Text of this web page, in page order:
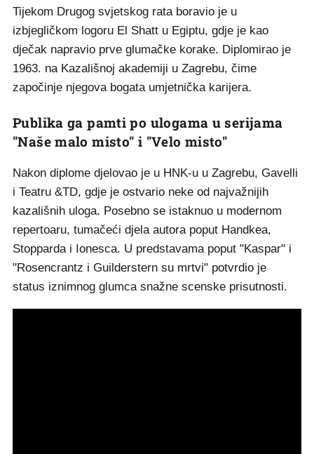
Tijekom Drugog svjetskog rata boravio je u
izbjegličkom logoru El Shatt u Egiptu, gdje je kao
dječak napravio prve glumačke korake. Diplomirao je
1963. na Kazališnoj akademiji u Zagrebu, čime
započinje njegova bogata umjetnička karijera.
Publika ga pamti po ulogama u serijama
"Naše malo misto" i "Velo misto"
Nakon diplome djelovao je u HNK-u u Zagrebu, Gavelli
i Teatru &TD, gdje je ostvario neke od najvažnijih
kazališnih uloga. Posebno se istaknuo u modernom
repertoaru, tumačeći djela autora poput Handkea,
Stopparda i Ionesca. U predstavama poput "Kaspar" i
"Rosencrantz i Guilderstern su mrtvi" potvrdio je
status iznimnog glumca snažne scenske prisutnosti.